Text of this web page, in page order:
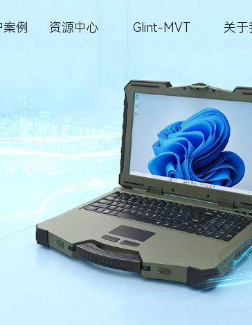
深瞳大脑
多模态大模型
核心技术
核心算法
深瞳政务超融合一体机
视觉智能工坊VE²‌S
深瞳 AIPC 天工·墨刃
决方案
方案
深眸视觉智能工坊
战狼视频图像大数据解
决方案
例
智慧金融
城市管理
体育健康
资源中心
资料下载
AI 知识库
视频中心
Glint-MVT 关于
关于我们
加入我们
新闻中心
最新公告
定期报告
联系方式